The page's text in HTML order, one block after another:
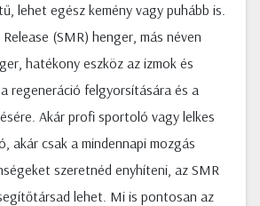
lehet egész kemény vagy puhább is.
(SMR) henger, más néven
hatékony eszköz az izmok és
regeneráció felgyorsítására és a
Akár profi sportoló vagy lelkes
akár csak a mindennapi mozgás
szeretnéd enyhíteni, az SMR
lehet. Mi is pontosan az